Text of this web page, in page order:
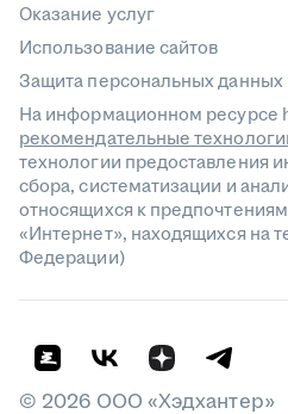
Оказание услуг
Использование сайтов
Защита персональных данных
На информационном ресурсе
рекомендательные
технологии предоставления
сбора, систематизации и
относящихся к
«Интернет», находящихся на
Федерации)
© 2026 ООО «Хэдхантер»